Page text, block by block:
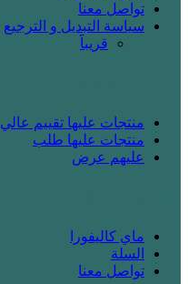
تواصل معنا
سياسة التبديل و الترجيع
قريباََ
منتجات عليها تقييم عالي
منتجات عليها طلب
عليهم عرض
ماي كاليفورا
السلة
تواصل معنا